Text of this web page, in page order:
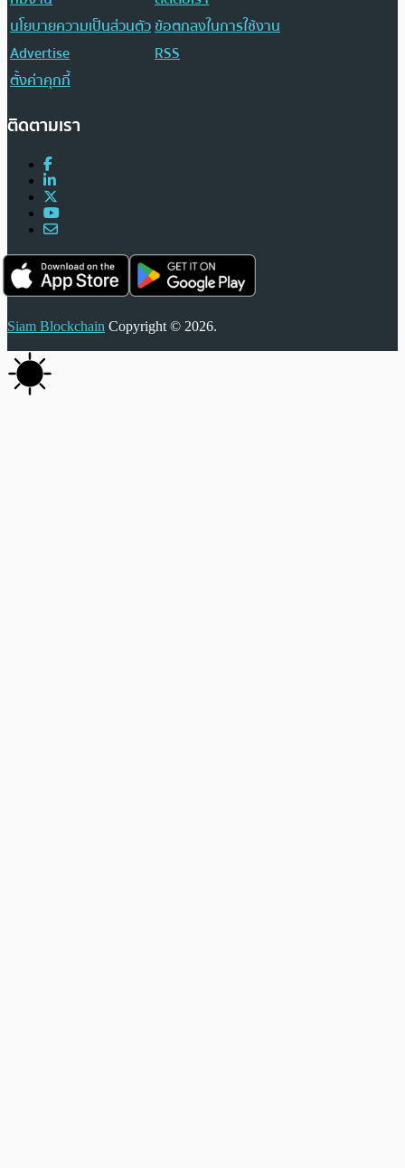
นโยบายความเป็นส่วนตัวข้อตกลงในการใช้งาน
Advertise
RSS
ตั้งค่าคุกกี้
ติดตามเรา
Siam Blockchain Copyright © 2026.